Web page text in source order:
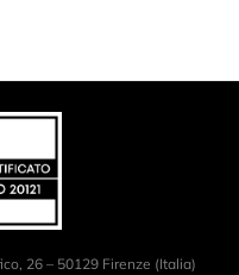
26 – 50129 Firenze (Italia)